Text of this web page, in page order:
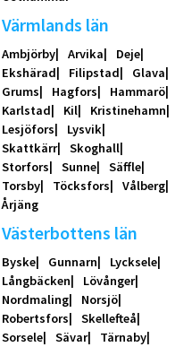
Värmlands län
Ambjörby Arvika
Deje
Ekshärad
Filipstad
Glava
Grums
Hagfors
Hammarö
Karlstad
Kil
Kristinehamn
Lesjöfors
Lysvik
Skattkärr
Skoghall
Storfors
Sunne
Säffle
Torsby
Töcksfors
Vålberg
Årjäng
Västerbottens län
Byske Gunnarn
Lycksele
Långbäcken
Lövånger
Nordmaling
Norsjö
Robertsfors
Skellefteå
Sorsele
Sävar
Tärnaby